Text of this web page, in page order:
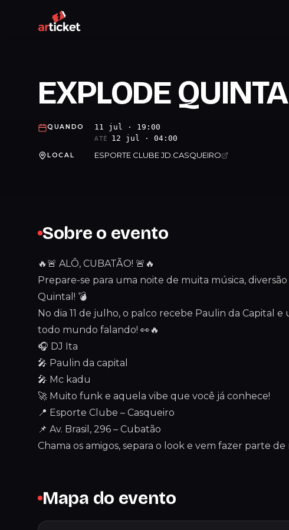
EXPLODE
QUANDO 11 jul · 19:00
ATÉ 12 jul · 04:00
LOCAL ESPORTE CLUBE JD.CASQUEIRO
Sobre o evento
🔥🚨 ALÔ, CUBATÃO! 🚨🔥
Prepare-se para uma noite de muita música,
Quintal! 💣
No dia 11 de julho, o palco recebe Paulin da Capital
todo mundo falando! 👀🔥
🎧 DJ Ita
🎤 Paulin da capital
🎤 Mc kadu
🚀 Muito funk e aquela vibe que você já conhece!
📍 Esporte Clube – Casqueiro
📌 Av. Brasil, 296 – Cubatão
Chama os amigos, separa o look e vem fazer parte
Mapa do evento